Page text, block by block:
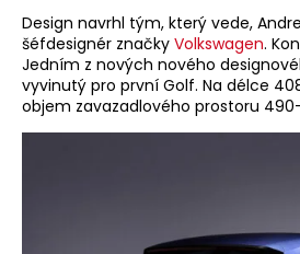
Design navrhl tým, který vede,
šéfdesignér značky Volkswagen.
Jedním z nových nového
vyvinutý pro první Golf. Na délce
objem zavazadlového prostoru 490-